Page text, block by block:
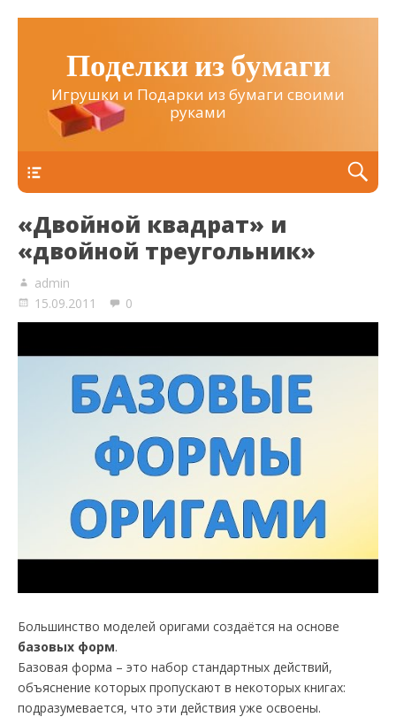
Поделки из бумаги
Игрушки и Подарки из бумаги своими
руками
«Двойной квадрат» и
«двойной треугольник»
admin
15.09.2011
0
Большинство моделей оригами создаётся на основе
базовых форм.
Базовая форма – это набор стандартных действий,
объяснение которых пропускают в некоторых книгах:
подразумевается, что эти действия уже освоены.